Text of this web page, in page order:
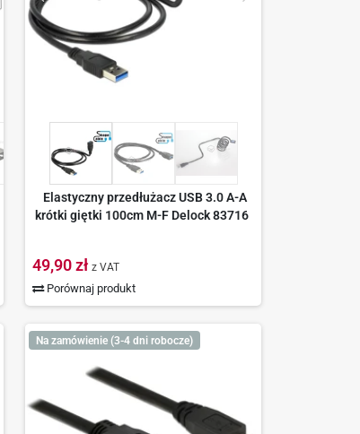
Elastyczny przedłużacz USB 3.0 A-A
krótki giętki 100cm M-F Delock 83716
49,90 zł z VAT
Porównaj produkt
Na zamówienie (3-4 dni robocze)